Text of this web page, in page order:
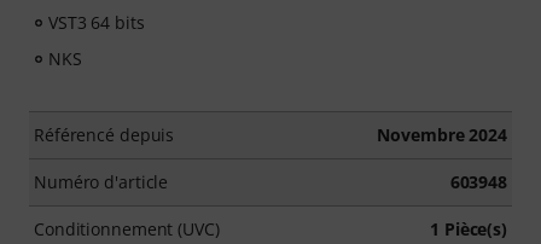
VST3 64 bits
NKS
Référencé depuis Novembre 2024
Numéro d'article 603948
Conditionnement (UVC) 1 Pièce(s)